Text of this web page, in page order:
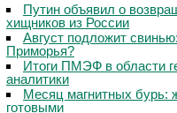
Путин объявил о
хищников из России
Август подложит
Приморья?
Итоги ПМЭФ в области
аналитики
Месяц магнитных бурь:
готовыми